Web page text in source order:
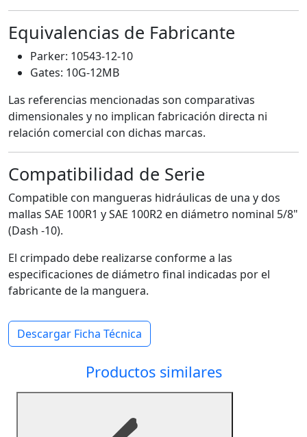
Equivalencias de Fabricante
Parker: 10543-12-10
Gates: 10G-12MB
Las referencias mencionadas son comparativas
dimensionales y no implican fabricación directa ni
relación comercial con dichas marcas.
Compatibilidad de Serie
Compatible con mangueras hidráulicas de una y dos
mallas SAE 100R1 y SAE 100R2 en diámetro nominal 5/8"
(Dash -10).
El crimpado debe realizarse conforme a las
especificaciones de diámetro final indicadas por el
fabricante de la manguera.
Descargar Ficha Técnica
Productos similares